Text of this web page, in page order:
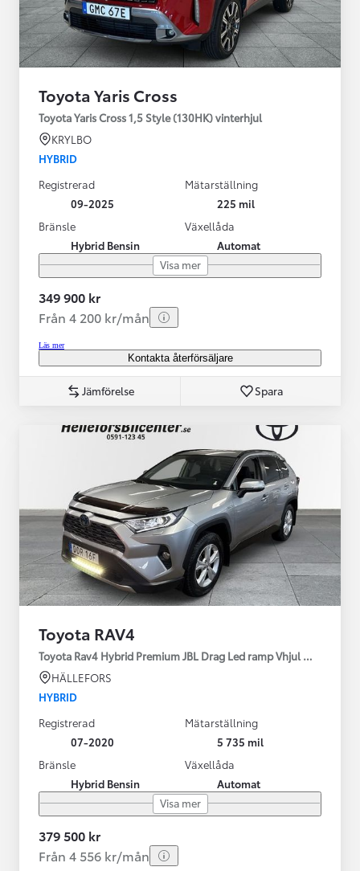
Toyota Yaris Cross
Toyota Yaris Cross 1,5 Style (130HK) vinterhjul
KRYLBO
HYBRID
Registrerad
09-2025
Mätarställning
225 mil
Bränsle
Hybrid Bensin
Växellåda
Automat
Visa mer
349 900 kr
Från 4 200 kr/mån
Läs mer
Kontakta återförsäljare
Jämförelse Spara
Toyota RAV4
Toyota Rav4 Hybrid Premium JBL Drag Led ramp Vhjul motorv
HÄLLEFORS
HYBRID
Registrerad
07-2020
Mätarställning
5 735 mil
Bränsle
Hybrid Bensin
Växellåda
Automat
Visa mer
379 500 kr
Från 4 556 kr/mån